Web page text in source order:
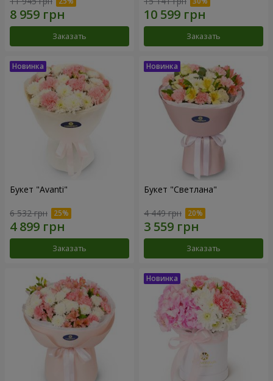
Заказать Заказать
Букет "Avanti"
6 532 грн
Заказать
Букет "Светлана"
4 449 грн
Заказать